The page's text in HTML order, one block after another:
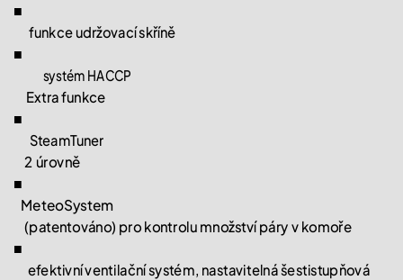
■
funkce udržovací skříně
■
systém HACCP
Extra funkce
■
SteamTuner
2 úrovně
■
MeteoSystem
(patentováno) pro kontrolu množství páry v komoře
■
efektivní ventilační systém, nastavitelná šestistupňová